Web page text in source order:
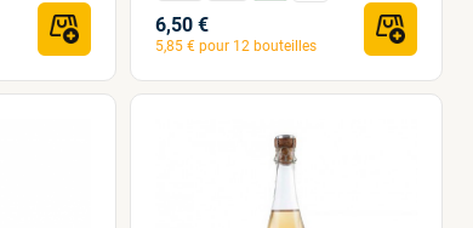
6,50 €
5,85 € pour 12 bouteilles